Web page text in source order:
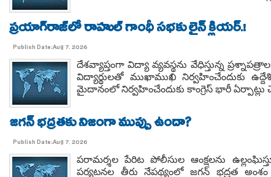
ప్రయాగ్‌రాజ్‌లో రాహుల్ గాంధీ సభకు లైన్ క్లియర్.!
Publish Date:Aug 7, 2026
దేశవ్యాప్తంగా విద్యా వ్యవస్థను వేధిస్తున్న
విద్యార్థులతో ముఖాముఖి నిర్వహించేందుకు
మైదానంలో నిర్వహించేందుకు కాంగ్రెస్ భారీ ఏర్పాట్లు
జగన్ భద్రతకు నిజంగా ముప్పు ఉందా?
Publish Date:Aug 7, 2026
పరామర్శల పేరిట పోలీసుల ఆంక్షలను
పర్యటనల తీరు నేపథ్యంలో జగన్ భద్రత